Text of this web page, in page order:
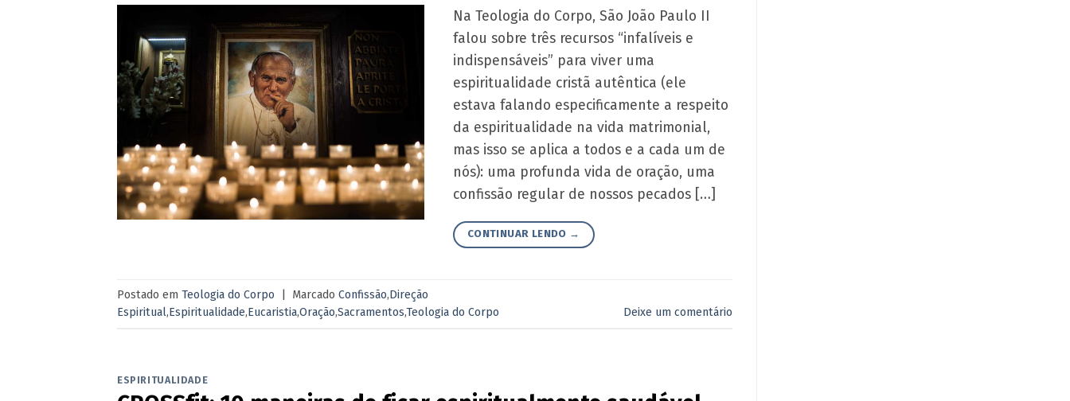
Na Teologia do Corpo, São João Paulo II
falou sobre três recursos “infalíveis e
indispensáveis” para viver uma
espiritualidade cristã autêntica (ele
estava falando especificamente a respeito
da espiritualidade na vida matrimonial,
mas isso se aplica a todos e a cada um de
nós): uma profunda vida de oração, uma
confissão regular de nossos pecados […]
CONTINUAR LENDO →
Postado em Teologia do Corpo Marcado Confissão,Direção
Espiritual,Espiritualidade,Eucaristia,Oração,Sacramentos,Teologia do Corpo Deixe um comentário
ESPIRITUALIDADE